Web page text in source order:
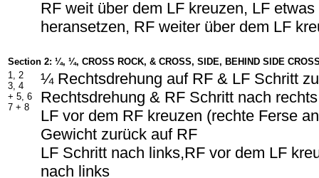
RF weit über dem LF kreuzen, LF
heransetzen, RF weiter über dem LF
Section 2: ¼, ¼, CROSS ROCK, & CROSS, SIDE, BEHIND SIDE
1, 2
3, 4
+ 5, 6
7 + 8
¼ Rechtsdrehung auf RF & LF Schritt
Rechtsdrehung & RF Schritt nach rechts
LF vor dem RF kreuzen (rechte Ferse
Gewicht zurück auf RF
LF Schritt nach links,RF vor dem LF
nach links